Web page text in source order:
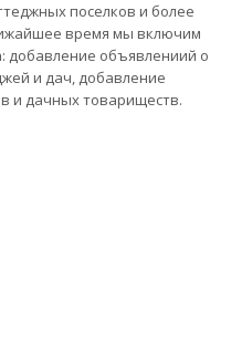
поселков и более
время мы включим
добавление объявлениий о
и дач, добавление
и дачных товариществ.